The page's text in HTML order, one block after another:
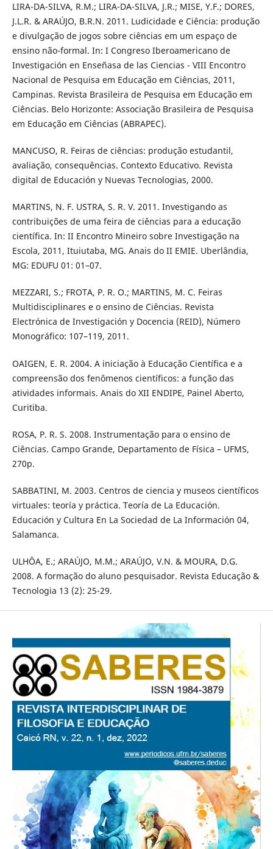
LIRA-DA-SILVA, R.M.; LIRA-DA-SILVA, J.R.; MISE, Y.F.; DORES,
J.L.R. & ARAÚJO, B.R.N. 2011. Ludicidade e Ciência: produção
e divulgação de jogos sobre ciências em um espaço de
ensino não-formal. In: I Congreso Iberoamericano de
Investigación en Enseñasa de las Ciencias - VIII Encontro
Nacional de Pesquisa em Educação em Ciências, 2011,
Campinas. Revista Brasileira de Pesquisa em Educação em
Ciências. Belo Horizonte: Associação Brasileira de Pesquisa
em Educação em Ciências (ABRAPEC).
MANCUSO, R. Feiras de ciências: produção estudantil,
avaliação, consequências. Contexto Educativo. Revista
digital de Educación y Nuevas Tecnologias, 2000.
MARTINS, N. F. USTRA, S. R. V. 2011. Investigando as
contribuições de uma feira de ciências para a educação
científica. In: II Encontro Mineiro sobre Investigação na
Escola, 2011, Ituiutaba, MG. Anais do II EMIE. Uberlândia,
MG: EDUFU 01: 01–07.
MEZZARI, S.; FROTA, P. R. O.; MARTINS, M. C. Feiras
Multidisciplinares e o ensino de Ciências. Revista
Electrónica de Investigación y Docencia (REID), Número
Monográfico: 107–119, 2011.
OAIGEN, E. R. 2004. A iniciação à Educação Científica e a
compreensão dos fenômenos científicos: a função das
atividades informais. Anais do XII ENDIPE, Painel Aberto,
Curitiba.
ROSA, P. R. S. 2008. Instrumentação para o ensino de
Ciências. Campo Grande, Departamento de Física – UFMS,
270p.
SABBATINI, M. 2003. Centros de ciencia y museos científicos
virtuales: teoría y práctica. Teoría de La Educación.
Educación y Cultura En La Sociedad de La Información 04,
Salamanca.
ULHÔA, E.; ARAÚJO, M.M.; ARAÚJO, V.N. & MOURA, D.G.
2008. A formação do aluno pesquisador. Revista Educação &
Tecnologia 13 (2): 25-29.